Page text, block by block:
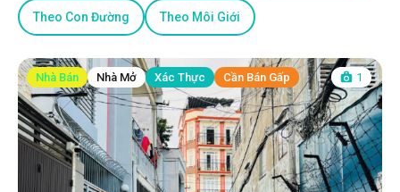
Theo Con Đường Theo Môi Giới
Nhà Bán Nhà Mở Xác Thực Cần Bán Gấp 1